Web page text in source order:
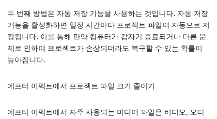
두 번째 방법은 자동 저장 기능을 사용하는 것입니다. 자동 저장
기능을 활성화하면 일정 시간마다 프로젝트 파일이 자동으로 저
장됩니다. 이를 통해 만약 컴퓨터가 갑자기 종료되거나 다른 문
제로 인하여 프로젝트가 손상되더라도 복구할 수 있는 확률이
높아집니다.
에프터 이펙트에서 프로젝트 파일 크기 줄이기
에프터 이펙트에서 자주 사용되는 미디어 파일은 비디오, 오디